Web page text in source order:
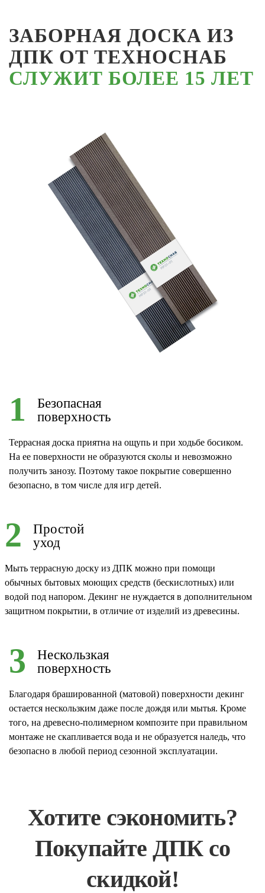
ЗАБОРНАЯ ДОСКА ИЗ
ДПК ОТ ТЕХНОСНАБ
СЛУЖИТ БОЛЕЕ 15 ЛЕТ
1
Безопасная
поверхность
Террасная доска приятна на ощупь и при ходьбе босиком.
На ее поверхности не образуются сколы и невозможно
получить занозу. Поэтому такое покрытие совершенно
безопасно, в том числе для игр детей.
2
Простой
уход
Мыть террасную доску из ДПК можно при помощи
обычных бытовых моющих средств (бескислотных) или
водой под напором. Декинг не нуждается в дополнительном
защитном покрытии, в отличие от изделий из древесины.
3
Нескользкая
поверхность
Благодаря брашированной (матовой) поверхности декинг
остается нескользким даже после дождя или мытья. Кроме
того, на древесно-полимерном композите при правильном
монтаже не скапливается вода и не образуется наледь, что
безопасно в любой период сезонной эксплуатации.
Хотите сэкономить?
Покупайте ДПК со
скидкой!